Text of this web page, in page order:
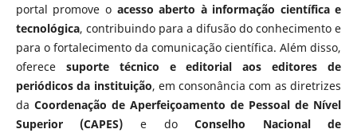
portal promove o acesso aberto à informação científica e
tecnológica, contribuindo para a difusão do conhecimento e
para o fortalecimento da comunicação científica. Além disso,
oferece suporte técnico e editorial aos editores de
periódicos da instituição, em consonância com as diretrizes
da Coordenação de Aperfeiçoamento de Pessoal de Nível
Superior (CAPES) e doConselho Nacional de